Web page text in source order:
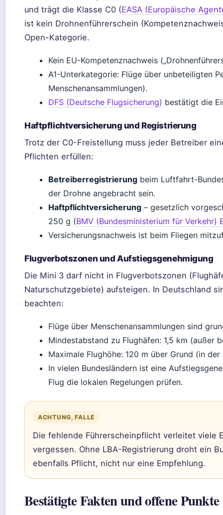
und trägt die Klasse C0 (EASA (Europäische
ist kein Drohnenführerschein
Open-Kategorie.
Kein EU-Kompetenznachweis
A1-Unterkategorie: Flüge über unbeteiligten
Menschenansammlungen).
DFS (Deutsche Flugsicherung) bestätigt die
Haftpflichtversicherung und Registrierung
Trotz der C0-Freistellung muss jeder Betreiber
Pflichten erfüllen:
Betreiberregistrierung beim Luftfahrt-
der Drohne angebracht sein.
Haftpflichtversicherung – gesetzlich
250 g (BMV (Bundesministerium für Verkehr)
Versicherungsnachweis ist beim Fliegen
Flugverbotszonen und Aufstiegsgenehmigung
Die Mini 3 darf nicht in Flugverbotszonen
Naturschutzgebiete) aufsteigen. In Deutschland
beachten:
Flüge über Menschenansammlungen sind
Mindestabstand zu Flughäfen: 1,5 km (außer
Maximale Flughöhe: 120 m über Grund (in
In vielen Bundesländern ist eine
Flug die lokalen Regelungen prüfen.
ACHTUNG, FALLE
Die fehlende Führerscheinpflicht verleitet viele
vergessen. Ohne LBA-Registrierung droht ein
ebenfalls Pflicht, nicht nur eine Empfehlung.
Bestätigte Fakten und offene Punkte